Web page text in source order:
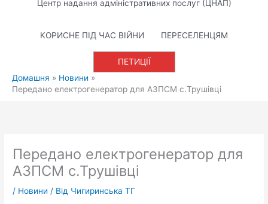
Центр надання адміністративних послуг (ЦНАП)
КОРИСНЕ ПІД ЧАС ВІЙНИ ПЕРЕСЕЛЕНЦЯМ
ПЕТИЦІЇ
Домашня
Новини
Передано електрогенератор для АЗПСМ с.Трушівці
Передано електрогенератор для
АЗПСМ с.Трушівці
/ Новини / Від Чигиринська ТГ